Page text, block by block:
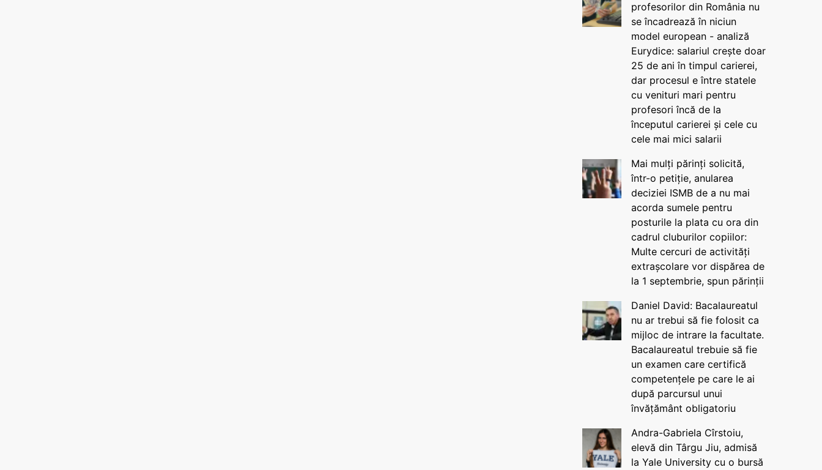
profesorilor din România nu
se încadrează în niciun
model european - analiză
Eurydice: salariul crește doar
25 de ani în timpul carierei,
dar procesul e între statele
cu venituri mari pentru
profesori încă de la
începutul carierei și cele cu
cele mai mici salarii
Mai mulți părinți solicită,
într-o petiție, anularea
deciziei ISMB de a nu mai
acorda sumele pentru
posturile la plata cu ora din
cadrul cluburilor copiilor:
Multe cercuri de activități
extrașcolare vor dispărea de
la 1 septembrie, spun părinții
Daniel David: Bacalaureatul
nu ar trebui să fie folosit ca
mijloc de intrare la facultate.
Bacalaureatul trebuie să fie
un examen care certifică
competențele pe care le ai
după parcursul unui
învățământ obligatoriu
Andra-Gabriela Cîrstoiu,
elevă din Târgu Jiu, admisă
la Yale University cu o bursă